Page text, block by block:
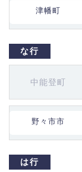
津幡町
な行
中能登町
野々市市
は行